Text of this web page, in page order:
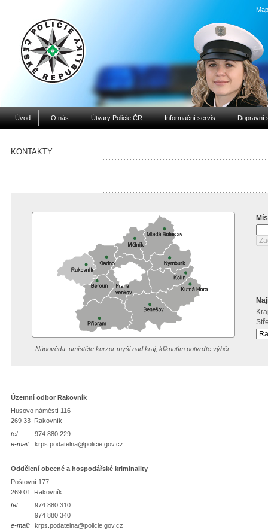
Úvod O nás Útvary Policie ČR Informační servis Dopravní
KONTAKTY
Nápověda: umístěte kurzor myši nad kraj, kliknutím potvrďte výběr
Územní odbor Rakovník
Husovo náměstí 116
269 33 Rakovník
tel.:
974 880 229
e-mail:
krps.podatelna@policie.gov.cz
Oddělení obecné a hospodářské kriminality
Poštovní 177
269 01 Rakovník
tel.:
974 880 310
974 880 340
e-mail:
krps.podatelna@policie.gov.cz